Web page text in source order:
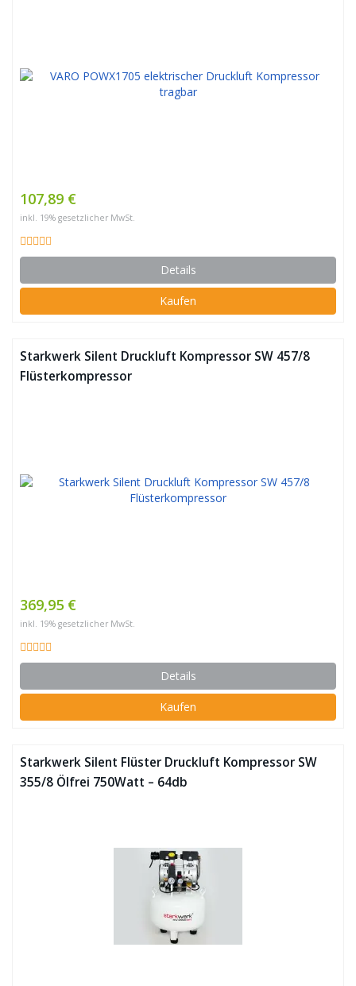
107,89 €
inkl. 19% gesetzlicher MwSt.
Details
Kaufen
Starkwerk Silent Druckluft Kompressor SW 457/8
Flüsterkompressor
369,95 €
inkl. 19% gesetzlicher MwSt.
Details
Kaufen
Starkwerk Silent Flüster Druckluft Kompressor SW
355/8 Ölfrei 750Watt – 64db